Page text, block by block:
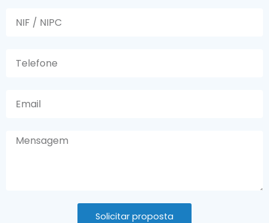
Message
Solicitar proposta